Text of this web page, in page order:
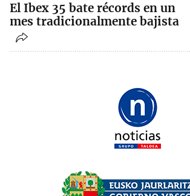
El Ibex 35 bate récords en un
mes tradicionalmente bajista